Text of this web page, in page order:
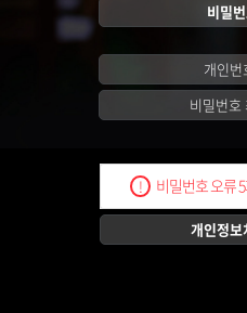
비밀
개인번
비밀번호
! 비밀번호 오류
개인정보